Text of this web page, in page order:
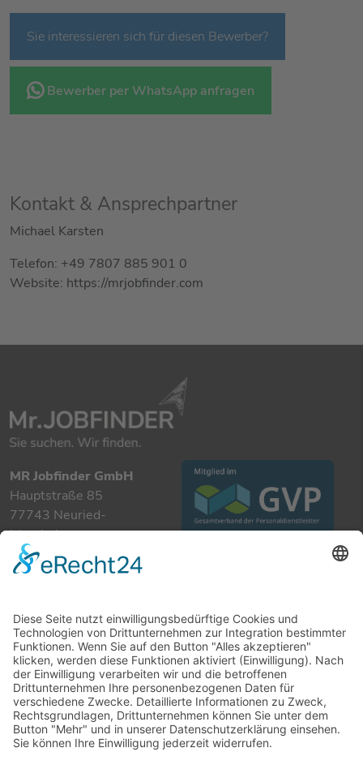
Sie interessieren sich für diesen Bewerber?
Bewerber per WhatsApp anfragen
Kontakt & Ansprechpartner
Michael Karsten
Telefon: +49 7807 885 901 0
Website: https://mrjobfinder.com
MR Jobfinder GmbH
Hauptstraße 85
77743 Neuried-
Ichenheim
+49 7807 885 901 0
info@mrjobfinder.com
Für Arbeitgeber
Für Arbeitnehmer
Stellenanzeigen
Kandidaten
Kontakt
Datenschutzerklärung